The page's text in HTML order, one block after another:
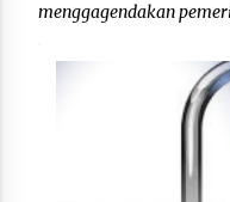
menggagendakan